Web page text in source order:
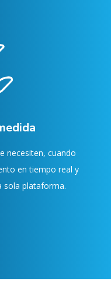
necesiten, cuando
en tiempo real y
sola plataforma.